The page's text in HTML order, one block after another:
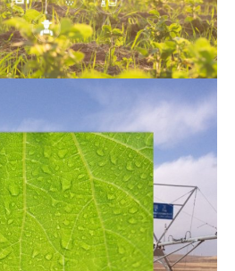
de l’irrigation